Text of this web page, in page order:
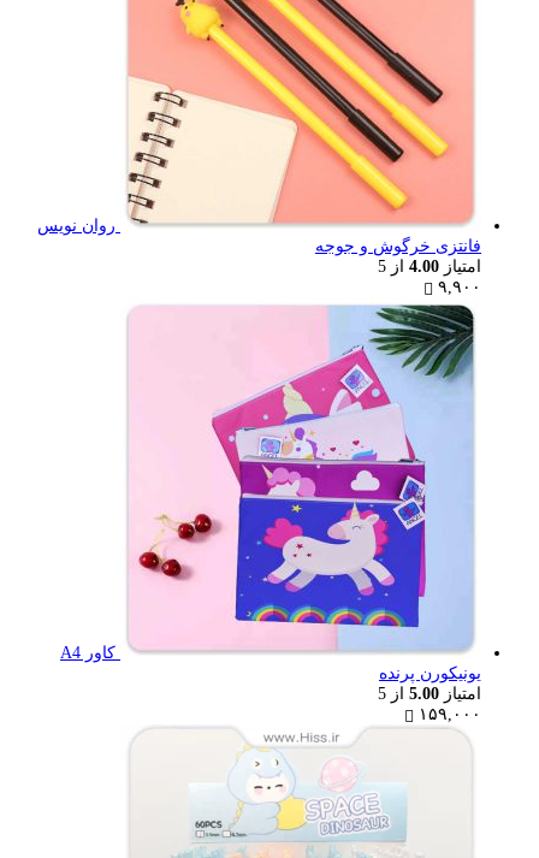
روان نویس
فانتزی خرگوش و جوجه
امتیاز 4.00 از 5
۹,۹۰۰
کاور A4
یونیکورن پرنده
امتیاز 5.00 از 5
۱۵۹,۰۰۰